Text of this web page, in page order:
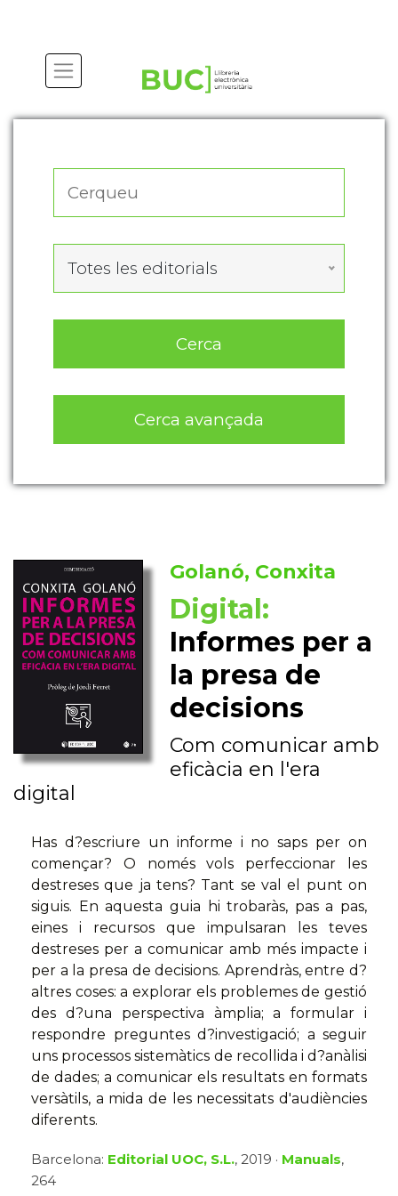
Totes les editorials
Cerca
Cerca avançada
Golanó, Conxita
Digital:
Informes per a
la presa de
decisions
Com comunicar amb
eficàcia en l'era
digital
Has d?escriure un informe i no saps per on
començar? O només vols perfeccionar les
destreses que ja tens? Tant se val el punt on
siguis. En aquesta guia hi trobaràs, pas a pas,
eines i recursos que impulsaran les teves
destreses per a comunicar amb més impacte i
per a la presa de decisions. Aprendràs, entre d?
altres coses: a explorar els problemes de gestió
des d?una perspectiva àmplia; a formular i
respondre preguntes d?investigació; a seguir
uns processos sistemàtics de recollida i d?anàlisi
de dades; a comunicar els resultats en formats
versàtils, a mida de les necessitats d'audiències
diferents.
Barcelona: Editorial UOC, S.L., 2019 · Manuals,
264